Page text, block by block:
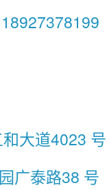
大道4023 号
广泰路38 号